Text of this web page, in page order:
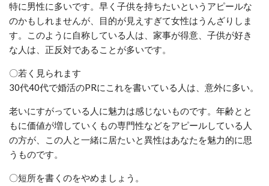
特に男性に多いです。早く子供を持ちたいというアピールな
のかもしれませんが、目的が見えすぎて女性はうんざりしま
す。
このように自称している人は、家事が得意、子供が好き
な人は、正反対であることが多いです。
〇若く見られます
30代40代で婚活のPRにこれを書いている人は、意外に多い。
老いにすがっている人に魅力は感じないものです。 年齢とと
もに価値が増していくもの専門性などをアピールしている人
の方が、この人と一緒に居たいと異性はあなたを魅力的に思
うものです。
〇短所を書くのをやめましょう。